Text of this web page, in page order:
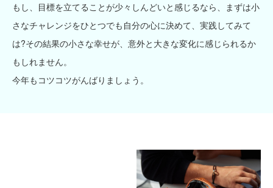
もし、目標を立てることが少々しんどいと感じるなら、まずは小
さなチャレンジをひとつでも自分の心に決めて、実践してみて
は?その結果の小さな幸せが、意外と大きな変化に感じられるか
もしれません。
今年もコツコツがんばりましょう。